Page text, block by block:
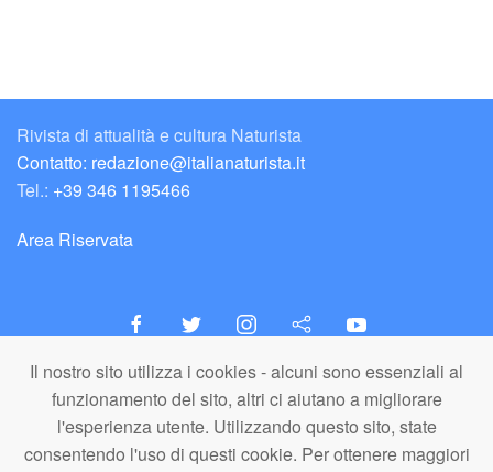
Il nostro sito utilizza i cookies - alcuni sono essenziali al
funzionamento del sito, altri ci aiutano a migliorare
l'esperienza utente. Utilizzando questo sito, state
consentendo l'uso di questi cookie. Per ottenere maggiori
Rivista di attualità e cultura Naturista
Contatto: redazione@italianaturista.it
Tel.: +39 346 1195466
Area Riservata
italiaNATURISTA
Editore e Redazione
A.N.ITA. Associazione Naturista Italiana (APS)
C.F. 80203710159